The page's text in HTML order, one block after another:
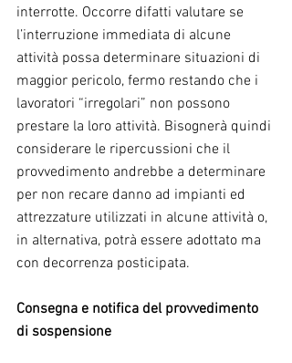
interrotte. Occorre difatti valutare se
l’interruzione immediata di alcune
attività possa determinare situazioni di
maggior pericolo, fermo restando che i
lavoratori “irregolari” non possono
prestare la loro attività. Bisognerà quindi
considerare le ripercussioni che il
provvedimento andrebbe a determinare
per non recare danno ad impianti ed
attrezzature utilizzati in alcune attività o,
in alternativa, potrà essere adottato ma
con decorrenza posticipata.
Consegna e notifica del provvedimento
di sospensione